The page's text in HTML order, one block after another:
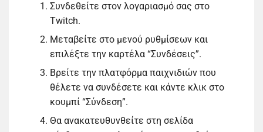
Συνδεθείτε στον λογαριασμό σας στο
Twitch.
Μεταβείτε στο μενού ρυθμίσεων και
επιλέξτε την καρτέλα “Συνδέσεις”.
Βρείτε την πλατφόρμα παιχνιδιών που
θέλετε να συνδέσετε και κάντε κλικ στο
κουμπί “Σύνδεση”.
Θα ανακατευθυνθείτε στη σελίδα